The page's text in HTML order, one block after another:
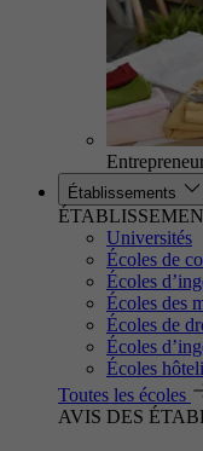
Établissements
Universités
Écoles de
Écoles
Écoles des
Écoles de
Écoles
Écoles
Toutes les écoles
AVIS DES